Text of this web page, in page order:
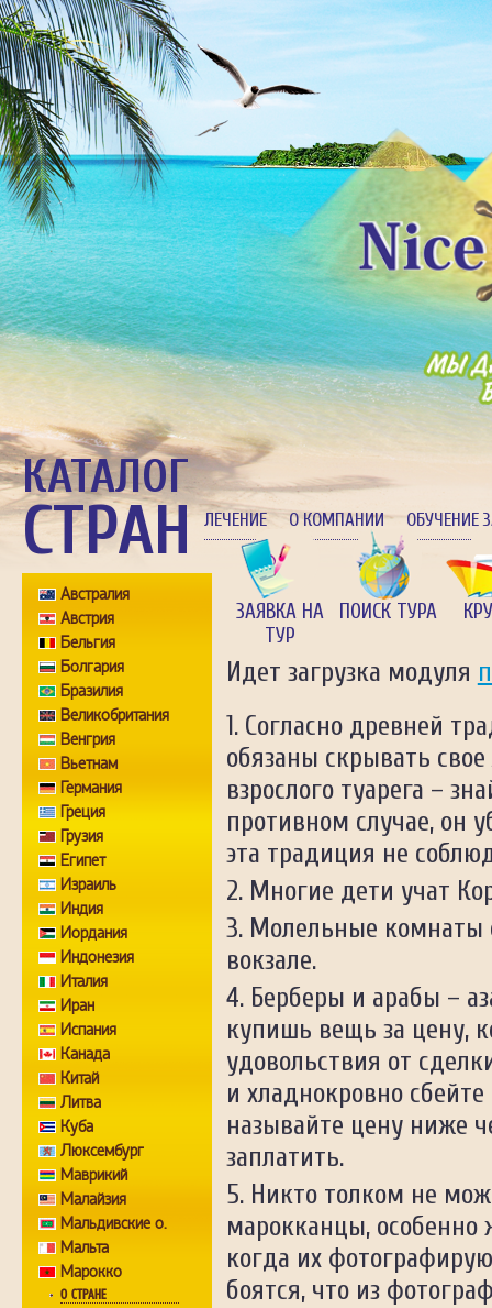
ЛЕЧЕНИЕ О КОМПАНИИ ОБУЧЕНИЕ
КАТАЛОГ
СТРАН
Австралия
Австрия
Бельгия
Болгария
Бразилия
Великобритания
Венгрия
Вьетнам
Германия
Греция
Грузия
Египет
Израиль
Индия
Иордания
Индонезия
Италия
Иран
Испания
Канада
Китай
Литва
Куба
Люксембург
Маврикий
Малайзия
Мальдивские о.
Мальта
Марокко
О СТРАНЕ
ЗАЯВКА НА
ТУР
ПОИСК ТУРА
Идет загрузка модуля
Согласно древней
обязаны скрывать
взрослого туарега –
противном случае, он
эта традиция не
Многие дети учат
Молельные комнаты
вокзале.
Берберы и арабы –
купишь вещь за цену,
удовольствия от
и хладнокровно сбейте
называйте цену ниже
заплатить.
Никто толком не
марокканцы,
когда их
боятся, что из